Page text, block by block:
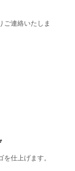
ご連絡いたしま
仕上げます。